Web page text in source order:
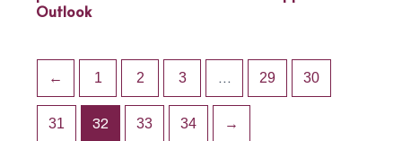
Outlook
← 1 2 3 … 29 30
31 32 33 34 →